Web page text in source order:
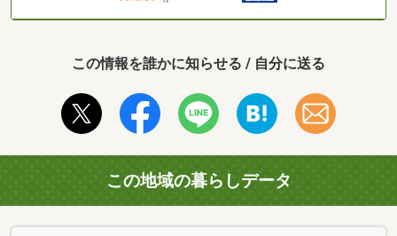
この情報を誰かに知らせる / 自分に送る
この地域の暮らしデータ